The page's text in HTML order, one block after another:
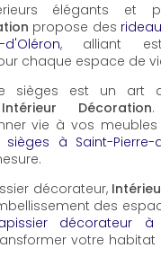
élégants et
propose des
, alliant
chaque espace de
sièges est un art
Intérieur Décoration.
vie à vos
à Saint-Pierre-
décorateur,
des
décorateur à
votre